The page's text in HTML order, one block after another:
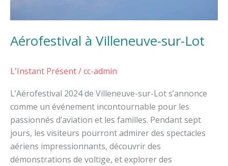
Aérofestival à Villeneuve-sur-Lot
L'Instant Présent/cc-admin
L’Aérofestival 2024 de Villeneuve-sur-Lot s’annonce
comme un événement incontournable pour les
passionnés d’aviation et les familles. Pendant sept
jours, les visiteurs pourront admirer des spectacles
aériens impressionnants, découvrir des
démonstrations de voltige, et explorer des